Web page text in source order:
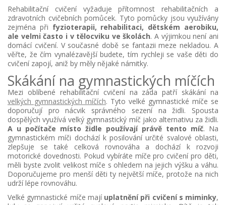
Rehabilitační cvičení vyžaduje přítomnost rehabilitačních a
zdravotních cvičebních pomůcek. Tyto pomůcky jsou využívány
zejména při fyzioterapii, rehabilitaci, dětském aerobiku,
ale velmi často i v tělocviku ve školách. A výjimkou není ani
domácí cvičení. V současné době se fantazii meze nekladou. A
věřte, že čím vynalézavější budete, tím rychleji se vaše děti do
cvičení zapojí, aniž by měly nějaké námitky.
Skákání na gymnastických míčích
Mezi oblíbené rehabilitační cvičení na záda patří skákání na
velkých gymnastických míčích. Tyto velké gymnastické míče se
doporučují pro nácvik správného sezení na židli. Spousta
dospělých využívá velký gymnastický míč jako alternativu za židli.
A u počítače místo židle používají právě tento míč. Na
gymnastickém míči dochází k posilování určité svalové oblasti,
zlepšuje se také celková rovnováha a dochází k rozvoji
motorické dovednosti. Pokud vybíráte míče pro cvičení pro děti,
měli byste zvolit velikost míče s ohledem na jejich výšku a váhu.
Doporučujeme pro menší děti ty největší míče, protože na nich
udrží lépe rovnováhu.
Velké gymnastické míče mají uplatnění při cvičení s miminky,